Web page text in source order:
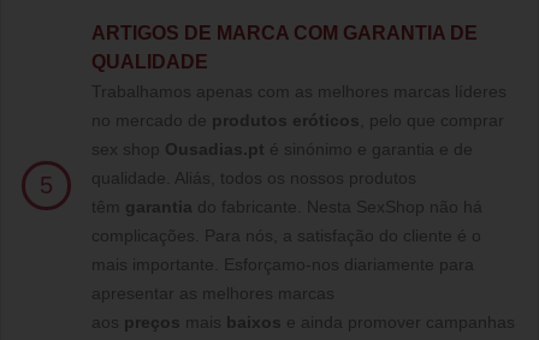
5
ARTIGOS DE MARCA COM GARANTIA DE
QUALIDADE
Trabalhamos apenas com as melhores marcas líderes
no mercado de produtos eróticos , pelo que comprar
sex shop Ousadias.pt é sinónimo e garantia e de
qualidade. Aliás, todos os nossos produtos
têm garantia do fabricante. Nesta SexShop não há
complicações. Para nós, a satisfação do cliente é o
mais importante. Esforçamo-nos diariamente para
apresentar as melhores marcas
aos preços mais baixos e ainda promover campanhas